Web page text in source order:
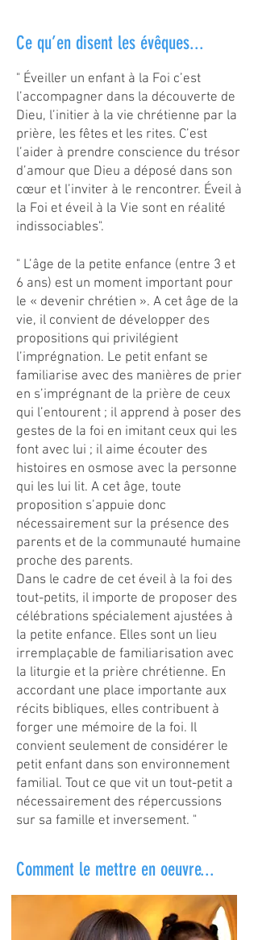
Ce qu’en disent les évêques...
" Éveiller un enfant à la Foi c’est
l’accompagner dans la découverte de
Dieu, l’initier à la vie chrétienne par la
prière, les fêtes et les rites. C’est
l’aider à prendre conscience du trésor
d’amour que Dieu a déposé dans son
cœur et l’inviter à le rencontrer. Éveil à
la Foi et éveil à la Vie sont en réalité
indissociables".
" L’âge de la petite enfance (entre 3 et
6 ans) est un moment important pour
le « devenir chrétien ». A cet âge de la
vie, il convient de développer des
propositions qui privilégient
l’imprégnation. Le petit enfant se
familiarise avec des manières de prier
en s’imprégnant de la prière de ceux
qui l’entourent ; il apprend à poser des
gestes de la foi en imitant ceux qui les
font avec lui ; il aime écouter des
histoires en osmose avec la personne
qui les lui lit. A cet âge, toute
proposition s’appuie donc
nécessairement sur la présence des
parents et de la communauté humaine
proche des parents.
Dans le cadre de cet éveil à la foi des
tout-petits, il importe de proposer des
célébrations spécialement ajustées à
la petite enfance. Elles sont un lieu
irremplaçable de familiarisation avec
la liturgie et la prière chrétienne. En
accordant une place importante aux
récits bibliques, elles contribuent à
forger une mémoire de la foi. Il
convient seulement de considérer le
petit enfant dans son environnement
familial. Tout ce que vit un tout-petit a
nécessairement des répercussions
sur sa famille et inversement. "
Comment le mettre en oeuvre...